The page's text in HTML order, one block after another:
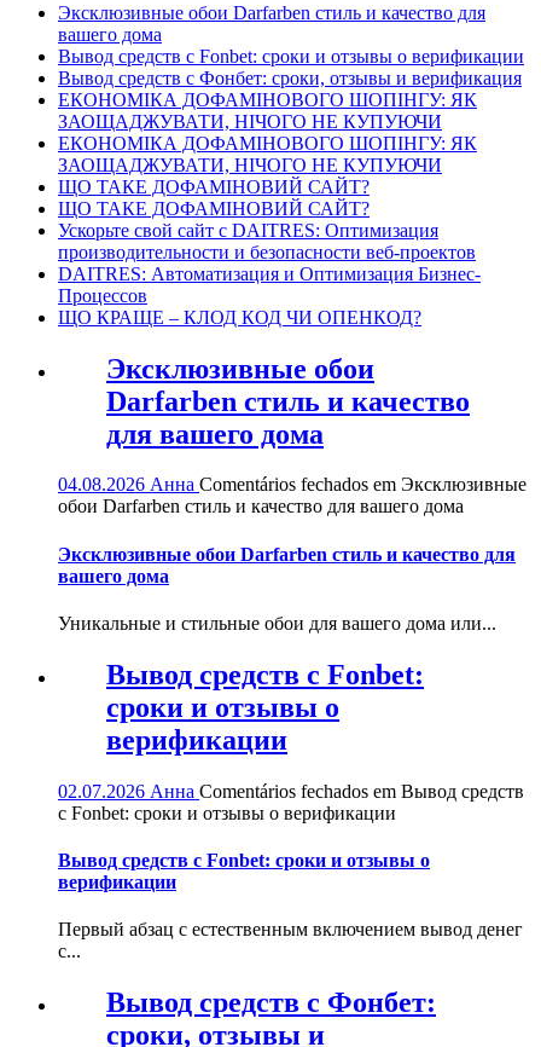
Эксклюзивные обои Darfarben стиль и качество для
вашего дома
Вывод средств с Fonbet: сроки и отзывы о верификации
Вывод средств с Фонбет: сроки, отзывы и верификация
ЕКОНОМІКА ДОФАМІНОВОГО ШОПІНГУ: ЯК
ЗАОЩАДЖУВАТИ, НІЧОГО НЕ КУПУЮЧИ
ЕКОНОМІКА ДОФАМІНОВОГО ШОПІНГУ: ЯК
ЗАОЩАДЖУВАТИ, НІЧОГО НЕ КУПУЮЧИ
ЩО ТАКЕ ДОФАМІНОВИЙ САЙТ?
ЩО ТАКЕ ДОФАМІНОВИЙ САЙТ?
Ускорьте свой сайт с DAITRES: Оптимизация
производительности и безопасности веб-проектов
DAITRES: Автоматизация и Оптимизация Бизнес-
Процессов
ЩО КРАЩЕ – КЛОД КОД ЧИ ОПЕНКОД?
Эксклюзивные обои
Darfarben стиль и качество
для вашего дома
04.08.2026 Анна Comentários fechados em Эксклюзивные
обои Darfarben стиль и качество для вашего дома
Эксклюзивные обои Darfarben стиль и качество для
вашего дома
Уникальные и стильные обои для вашего дома или...
Вывод средств с Fonbet:
сроки и отзывы о
верификации
02.07.2026 Анна Comentários fechados em Вывод средств
с Fonbet: сроки и отзывы о верификации
Вывод средств с Fonbet: сроки и отзывы о
верификации
Первый абзац с естественным включением вывод денег
с...
Вывод средств с Фонбет:
сроки, отзывы и